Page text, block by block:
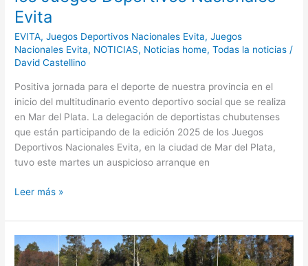
Evita
EVITA,Juegos Deportivos Nacionales Evita,Juegos
Nacionales Evita, NOTICIAS, Noticias home,Todas la noticias /
David Castellino
Positiva jornada para el deporte de nuestra provincia en el
inicio del multitudinario evento deportivo social que se realiza
en Mar del Plata. La delegación de deportistas chubutenses
que están participando de la edición 2025 de los Juegos
Deportivos Nacionales Evita, en la ciudad de Mar del Plata,
tuvo este martes un auspicioso arranque en
Leer más »
Chubut
partió